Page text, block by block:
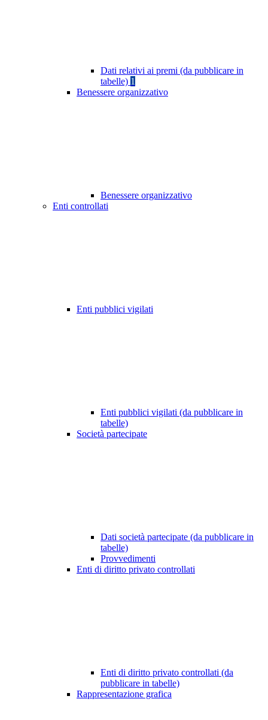
Dati relativi ai premi (da pubblicare in
tabelle) 1
Benessere organizzativo
Benessere organizzativo
Enti controllati
Enti pubblici vigilati
Enti pubblici vigilati (da pubblicare in
tabelle)
Società partecipate
Dati società partecipate (da pubblicare in
tabelle)
Provvedimenti
Enti di diritto privato controllati
Enti di diritto privato controllati (da
pubblicare in tabelle)
Rappresentazione grafica